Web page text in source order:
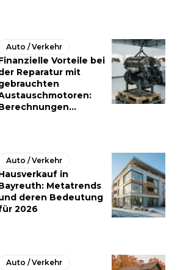
Auto / Verkehr
Vorteile bei
Reparatur mit
Auto / Verkehr
in
Metatrends
deren Bedeutung
2026
Auto / Verkehr